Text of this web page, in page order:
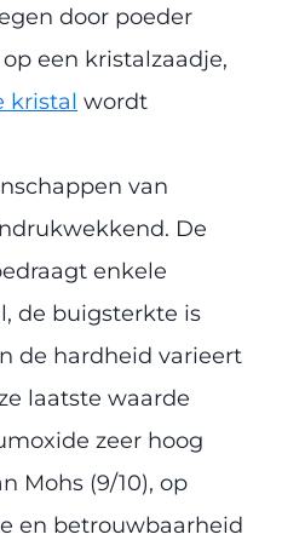
door poeder
een kristalzaadje,
kristal wordt
van
De
enkele
de buigsterkte is
de hardheid varieert
laatste waarde
zeer hoog
Mohs (9/10), op
en betrouwbaarheid